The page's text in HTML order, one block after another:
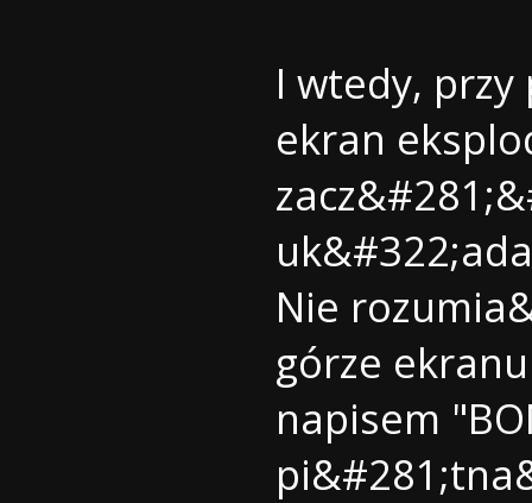
I wtedy,
ekran
Nie
górze
napisem